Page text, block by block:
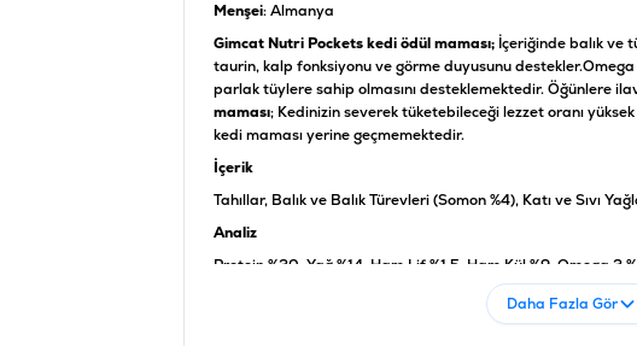
Menşei: Almanya
Gimcat Nutri Pockets kedi ödül maması; İçeriğinde balık ve
taurin, kalp fonksiyonu ve görme duyusunu destekler.Omega
parlak tüylere sahip olmasını desteklemektedir. Öğünlere
maması; Kedinizin severek tüketebileceği lezzet oranı
kedi maması yerine geçmemektedir.
İçerik
Tahıllar, Balık ve Balık Türevleri (Somon %4), Katı ve Sıvı
Analiz
Protein %30, Yağ %14, Ham Lif %1,5, Ham Kül %9, Omega 3
Vitamin A 9.000 IU/kg, Vitamin D3 630 IU/kg, Vitamin E 90
Daha Fazla Gör